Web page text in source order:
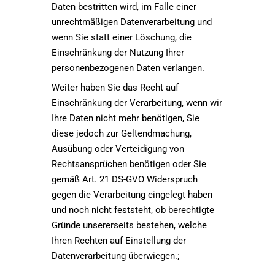
Daten bestritten wird, im Falle einer
unrechtmäßigen Datenverarbeitung und
wenn Sie statt einer Löschung, die
Einschränkung der Nutzung Ihrer
personenbezogenen Daten verlangen.
Weiter haben Sie das Recht auf
Einschränkung der Verarbeitung, wenn wir
Ihre Daten nicht mehr benötigen, Sie
diese jedoch zur Geltendmachung,
Ausübung oder Verteidigung von
Rechtsansprüchen benötigen oder Sie
gemäß Art. 21 DS-GVO Widerspruch
gegen die Verarbeitung eingelegt haben
und noch nicht feststeht, ob berechtigte
Gründe unsererseits bestehen, welche
Ihren Rechten auf Einstellung der
Datenverarbeitung überwiegen.;